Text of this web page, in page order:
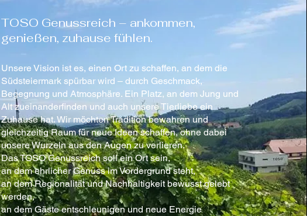
TOSO Genussreich – ankommen,
genießen, zuhause fühlen.
Unsere Vision ist es, einen Ort zu schaffen, an dem die
Südsteiermark spürbar wird – durch Geschmack,
Begegnung und Atmosphäre. Ein Platz, an dem Jung und
Alt zueinanderfinden und auch unsere Tierliebe ein
Zuhause hat. Wir möchten Tradition bewahren und
gleichzeitig Raum für neue Ideen schaffen, ohne dabei
unsere Wurzeln aus den Augen zu verlieren.
Das TOSO Genussreich soll ein Ort sein,
an dem ehrlicher Genuss im Vordergrund steht,
an dem Regionalität und Nachhaltigkeit bewusst gelebt
werden,
an dem Gäste entschleunigen und neue Energie